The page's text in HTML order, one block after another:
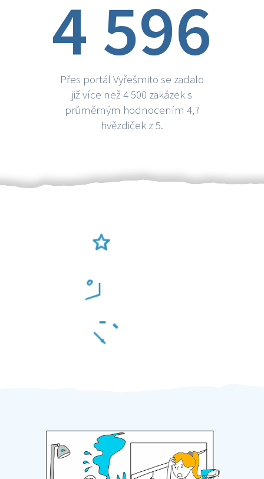
4 596
Přes portál Vyřešmito se zadalo
již více než 4 500 zakázek s
průměrným hodnocením 4,7
hvězdiček z 5.